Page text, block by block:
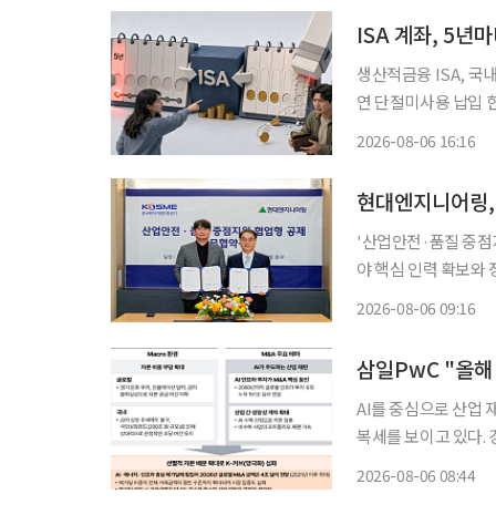
ISA 계좌, 5년
생산적금융 ISA, 국
연 단절미사용 납입
2026-08-06 16:16
현대엔지니어링
'산업안전·품질 중점지원 협업형 공
야 핵심 인력 확보와
2026-08-06 09:16
삼일PwC "올해
AI를 중심으로 산업
복세를 보이고 있다.
2026-08-06 08:44